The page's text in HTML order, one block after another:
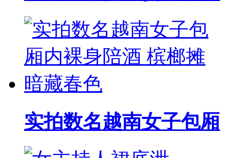
实拍数名越南女子包厢